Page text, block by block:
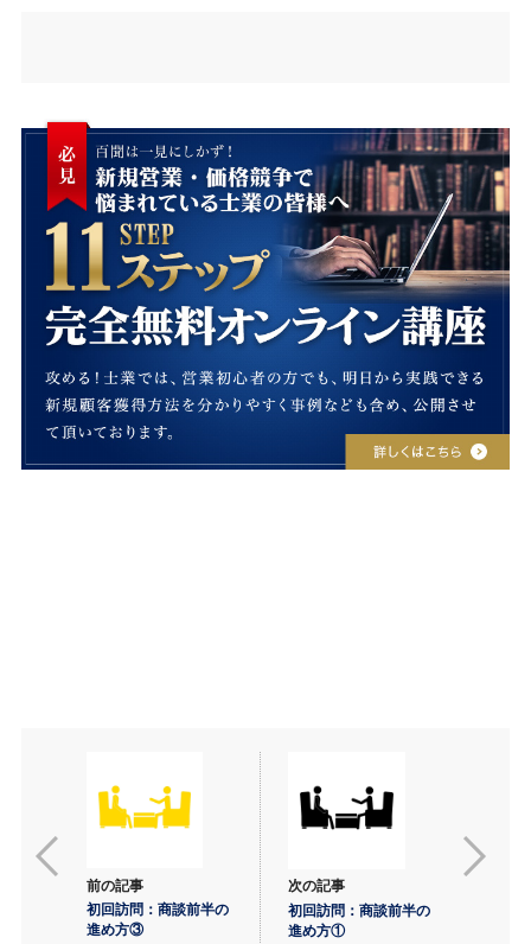
前の記事
初回訪問：商談前半の
進め方③
次の記事
初回訪問：商談前半の
進め方①